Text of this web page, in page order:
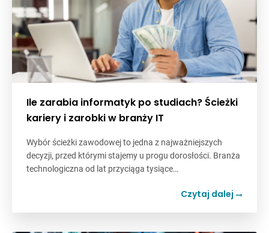
Ile zarabia informatyk po studiach? Ścieżki
kariery i zarobki w branży IT
Wybór ścieżki zawodowej to jedna z najważniejszych
decyzji, przed którymi stajemy u progu dorosłości. Branża
technologiczna od lat przyciąga tysiące…
Czytaj dalej